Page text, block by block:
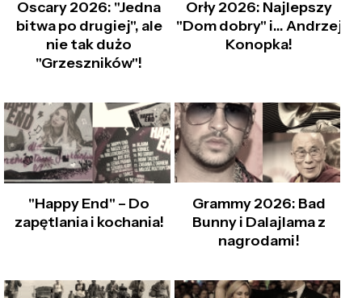
Oscary 2026: "Jedna
bitwa po drugiej", ale
nie tak dużo
"Grzeszników"!
Orły 2026: Najlepszy
"Dom dobry" i… Andrzej
Konopka!
"Happy End" – Do
zapętlania i kochania!
Grammy 2026: Bad
Bunny i Dalajlama z
nagrodami!